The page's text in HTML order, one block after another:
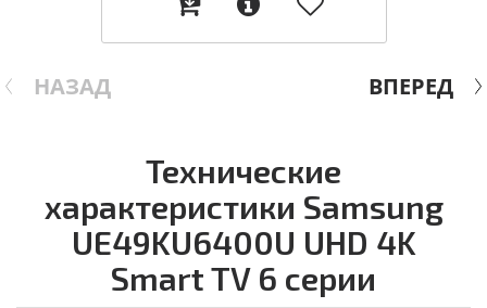
НАЗАД ВПЕРЕД
Технические
характеристики Samsung
UE49KU6400U UHD 4K
Smart TV 6 серии